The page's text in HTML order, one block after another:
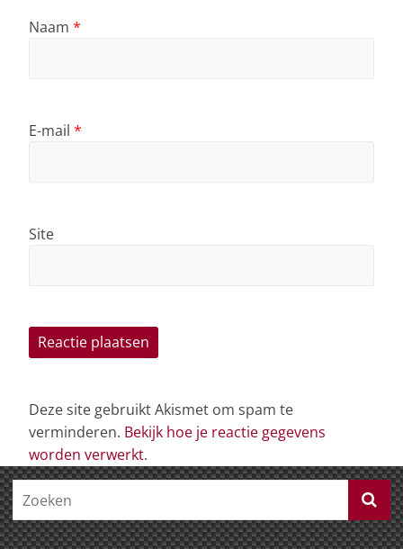
Naam *
E-mail *
Site
Deze site gebruikt Akismet om spam te
verminderen. Bekijk hoe je reactie gegevens
worden verwerkt.